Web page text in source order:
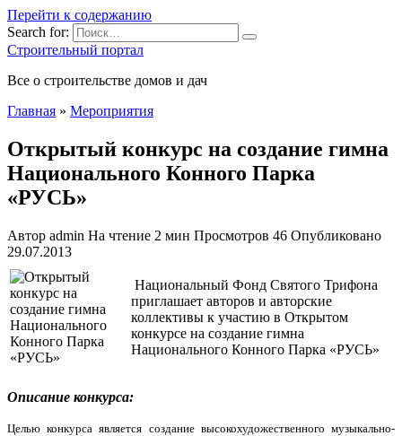
Перейти к содержанию
Search for:
Строительный портал
Все о строительстве домов и дач
Главная » Мероприятия
Открытый конкурс на создание гимна
Национального Конного Парка
«РУСЬ»
Автор admin На чтение 2 мин Просмотров 46 Опубликовано
29.07.2013
Национальный Фонд Святого Трифона
приглашает авторов и авторские
коллективы к участию в Открытом
конкурсе на создание гимна
Национального Конного Парка «РУСЬ»
Описание конкурса:
Целью конкурсаявляется создание высокохудожественного музыкально-